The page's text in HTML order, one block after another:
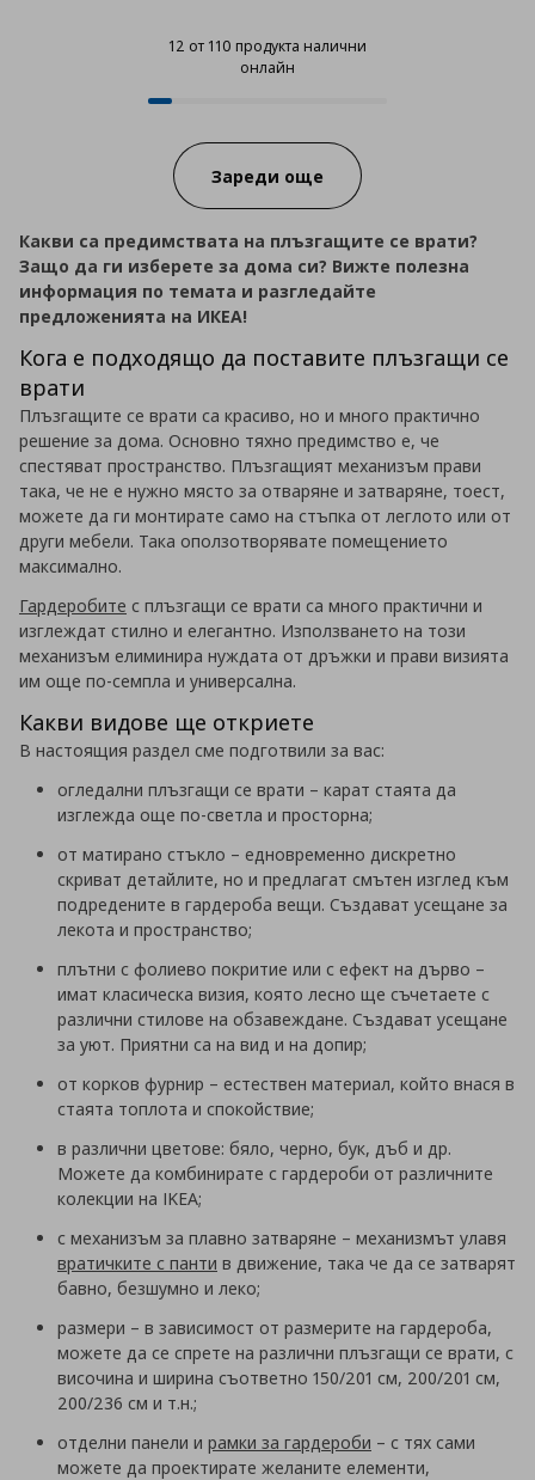
12 от 110 продукта налични
онлайн
12 от 110 продукта налични
Progress:
Зареди още
Какви са предимствата на плъзгащите се врати?
Защо да ги изберете за дома си? Вижте полезна
информация по темата и разгледайте
предложенията на ИКЕА!
Кога е подходящо да поставите плъзгащи се
врати
Плъзгащите се врати са красиво, но и много практично
решение за дома. Основно тяхно предимство е, че
спестяват пространство. Плъзгащият механизъм прави
така, че не е нужно място за отваряне и затваряне, тоест,
можете да ги монтирате само на стъпка от леглото или от
други мебели. Така оползотворявате помещението
максимално.
Гардеробите с плъзгащи се врати са много практични и
изглеждат стилно и елегантно. Използването на този
механизъм елиминира нуждата от дръжки и прави визията
им още по-семпла и универсална.
Какви видове ще откриете
В настоящия раздел сме подготвили за вас:
огледални плъзгащи се врати – карат стаята да
изглежда още по-светла и просторна;
от матирано стъкло – едновременно дискретно
скриват детайлите, но и предлагат смътен изглед към
подредените в гардероба вещи. Създават усещане за
лекота и пространство;
плътни с фолиево покритие или с ефект на дърво –
имат класическа визия, която лесно ще съчетаете с
различни стилове на обзавеждане. Създават усещане
за уют. Приятни са на вид и на допир;
от корков фурнир – естествен материал, който внася в
стаята топлота и спокойствие;
в различни цветове: бяло, черно, бук, дъб и др.
Можете да комбинирате с гардероби от различните
колекции на IKEA;
с механизъм за плавно затваряне – механизмът улавя
вратичките с панти в движение, така че да се затварят
бавно, безшумно и леко;
размери – в зависимост от размерите на гардероба,
можете да се спрете на различни плъзгащи се врати, с
височина и ширина съответно 150/201 см, 200/201 см,
200/236 см и т.н.;
отделни панели и рамки за гардероби – с тях сами
можете да проектирате желаните елементи,